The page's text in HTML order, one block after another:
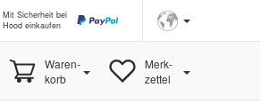
Mit Sicherheit bei
Hood einkaufen
Waren-
korb
Merk-
zettel